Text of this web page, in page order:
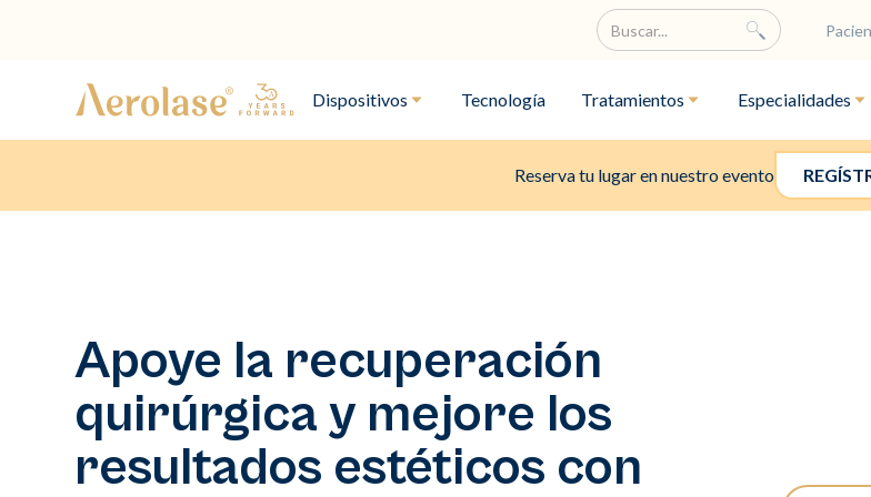
Dispositivos Tecnología Tratamientos Especialidades
Reserva tu lugar en nuestro evento
Apoye la recuperación
quirúrgica y mejore los
resultados estéticos con